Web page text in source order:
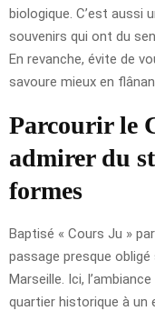
biologique. C’est aussi
souvenirs qui ont du
En revanche, évite de
savoure mieux en
Parcourir le
admirer du
formes
Baptisé « Cours Ju »
passage presque
Marseille. Ici,
quartier historique à un